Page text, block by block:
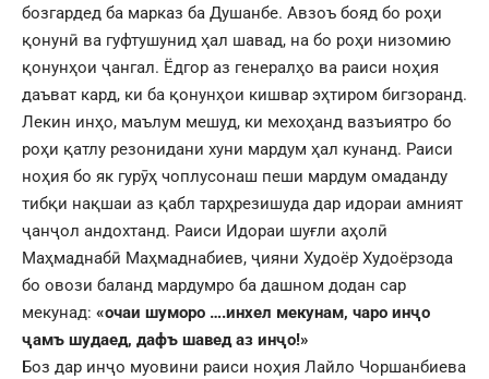
бозгардед ба марказ ба Душанбе. Авзоъ бояд бо роҳи
қонунӣ ва гуфтушунид ҳал шавад, на бо роҳи низомию
қонунҳои ҷангал. Ёдгор аз генералҳо ва раиси ноҳия
даъват кард, ки ба қонунҳои кишвар эҳтиром бигзоранд.
Лекин инҳо, маълум мешуд, ки мехоҳанд вазъиятро бо
роҳи қатлу резонидани хуни мардум ҳал кунанд. Раиси
ноҳия бо як гурӯҳ чоплусонаш пеши мардум омаданду
тибқи нақшаи аз қабл тарҳрезишуда дар идораи амният
ҷанҷол андохтанд. Раиси Идораи шуғли аҳолӣ
Маҳмаднабӣ Маҳмаднабиев, ҷияни Худоёр Худоёрзода
бо овози баланд мардумро ба дашном додан сар
мекунад: «очаи шуморо ….инхел мекунам, чаро инҷо
ҷамъ шудаед, дафъ шавед аз инҷо!»
Боз дар инҷо муовини раиси ноҳия Лайло Чоршанбиева